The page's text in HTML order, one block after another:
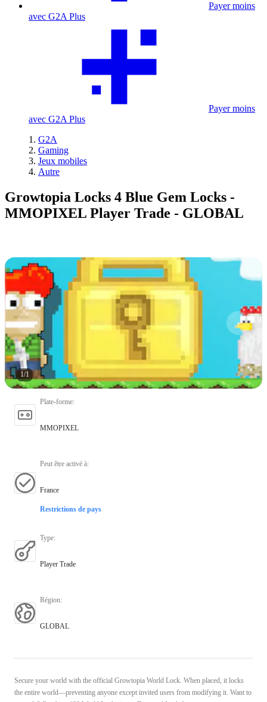
Payer moins
avec G2A Plus
Payer moins
avec G2A Plus
G2A
Gaming
Jeux mobiles
Autre
Growtopia Locks 4 Blue Gem Locks -
MMOPIXEL Player Trade - GLOBAL
1/1
Plate-forme:
MMOPIXEL
Peut être activé à:
France
Restrictions de pays
Type:
Player Trade
Région:
GLOBAL
Secure your world with the official Growtopia World Lock. When placed, it locks
the entire world—preventing anyone except invited users from modifying it. Want to